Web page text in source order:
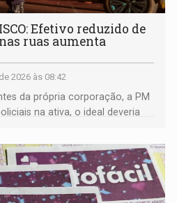
Efetivo reduzido de
ruas aumenta
2026 às 08:42
da própria corporação, a PM
na ativa, o ideal deveria